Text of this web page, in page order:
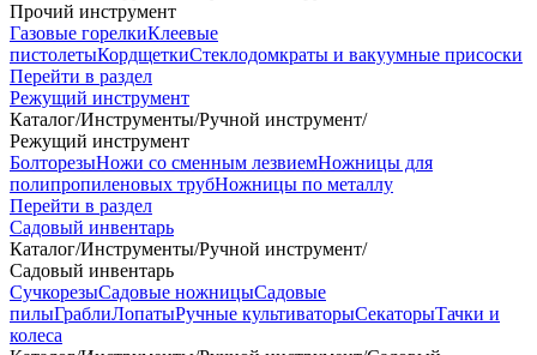
Прочий инструмент
Газовые горелкиКлеевые
пистолетыКордщеткиСтеклодомкраты и вакуумные присоски
Перейти в раздел
Режущий инструмент
Каталог/Инструменты/Ручной инструмент/
Режущий инструмент
БолторезыНожи со сменным лезвиемНожницы для
полипропиленовых трубНожницы по металлу
Перейти в раздел
Садовый инвентарь
Каталог/Инструменты/Ручной инструмент/
Садовый инвентарь
СучкорезыСадовые ножницыСадовые
пилыГраблиЛопатыРучные культиваторыСекаторыТачки и
колеса